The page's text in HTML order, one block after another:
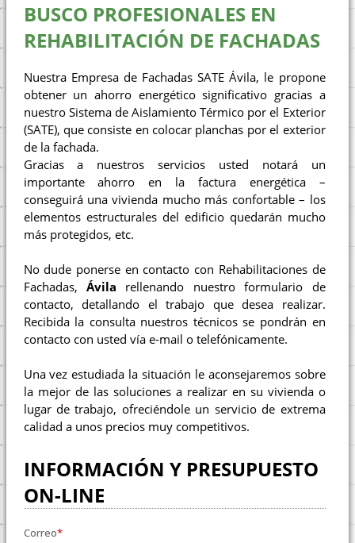
BUSCO PROFESIONALES EN
REHABILITACIÓN DE FACHADAS
Nuestra Empresa de Fachadas SATE Ávila, le propone
obtener un ahorro energético significativo gracias a
nuestro Sistema de Aislamiento Térmico por el Exterior
(SATE), que consiste en colocar planchas por el exterior
de la fachada.
Gracias a nuestros servicios usted notará un
importante ahorro en la factura energética –
conseguirá una vivienda mucho más confortable – los
elementos estructurales del edificio quedarán mucho
más protegidos, etc.
No dude ponerse en contacto con Rehabilitaciones de
Fachadas, Ávila rellenando nuestro formulario de
contacto, detallando el trabajo que desea realizar.
Recibida la consulta nuestros técnicos se pondrán en
contacto con usted vía e-mail o telefónicamente.
Una vez estudiada la situación le aconsejaremos sobre
la mejor de las soluciones a realizar en su vivienda o
lugar de trabajo, ofreciéndole un servicio de extrema
calidad a unos precios muy competitivos.
INFORMACIÓN Y PRESUPUESTO
ON-LINE